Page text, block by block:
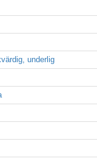
underlig